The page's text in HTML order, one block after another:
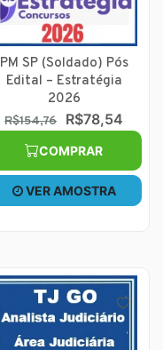
PM SP (Soldado) Pós
Edital – Estratégia
2026
R$154,76 R$78,54
COMPRAR
VER AMOSTRA